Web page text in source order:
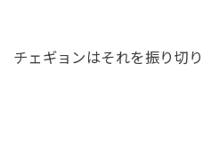
チェギョンはそれを振り切り